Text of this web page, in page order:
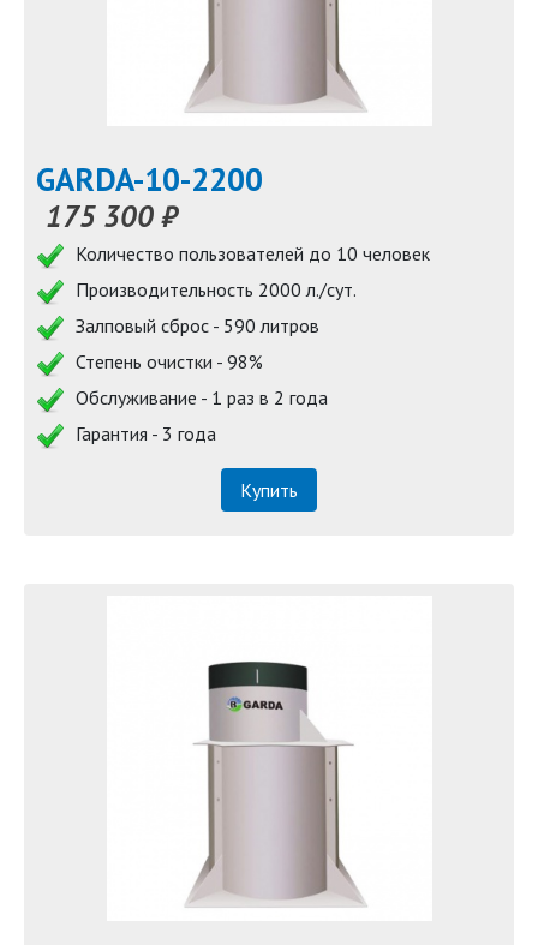
GARDA-10-2200
175 300 ₽
Количество пользователей до 10 человек
Производительность 2000 л./сут.
Залповый сброс - 590 литров
Степень очистки - 98%
Обслуживание - 1 раз в 2 года
Гарантия - 3 года
Купить